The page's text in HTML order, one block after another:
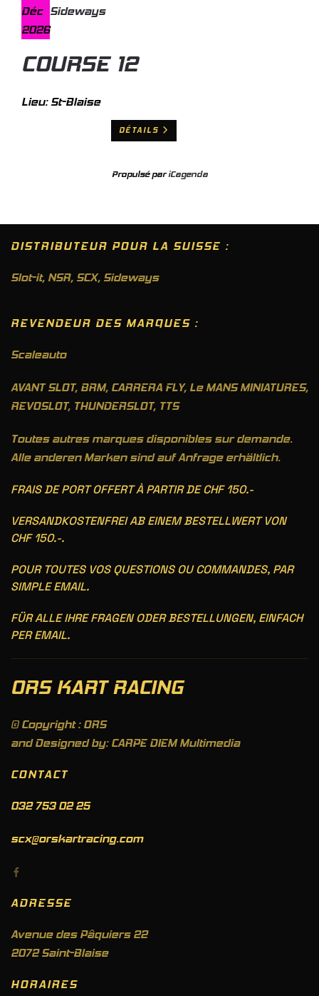
Déc
2026
Sideways
COURSE 12
Lieu:St-Blaise
DÉTAILS
Propulsé pariCagenda
DISTRIBUTEUR POUR LA SUISSE :
Slot-it, NSR, SCX, Sideways
REVENDEUR DES MARQUES :
Scaleauto
AVANT SLOT, BRM, CARRERA FLY, Le MANS MINIATURES,
REVOSLOT, THUNDERSLOT, TTS
Toutes autres marques disponibles sur demande.
Alle anderen Marken sind auf Anfrage erhältlich.
FRAIS DE PORT OFFERT À PARTIR DE CHF 150.-
VERSANDKOSTENFREI AB EINEM BESTELLWERT VON
CHF 150.-.
POUR TOUTES VOS QUESTIONS OU COMMANDES, PAR
SIMPLE EMAIL.
FÜR ALLE IHRE FRAGEN ODER BESTELLUNGEN, EINFACH
PER EMAIL.
ORS KART RACING
© Copyright : ORS
and Designed by: CARPE DIEM Multimedia
CONTACT
032 753 02 25
scx@orskartracing.com
ADRESSE
Avenue des Pâquiers 22
2072 Saint-Blaise
HORAIRES